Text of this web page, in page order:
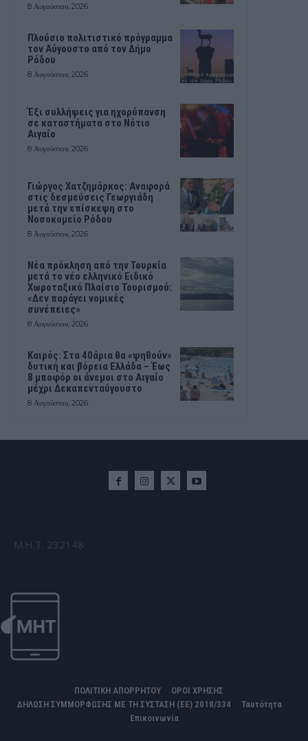
8 Αυγούστου, 2026
Πλούσιο πολιτιστικό πρόγραμμα
τον Αύγουστο από τον Δήμο
Ρόδου
8 Αυγούστου, 2026
Έξι συλλήψεις για ηχορύπανση
σε καταστήματα στο Νότιο
Αιγαίο
8 Αυγούστου, 2026
Γιώργος Χατζημάρκος: Αναφορά
στις δεσμεύσεις Γεωργιάδη
μετά την επίσκεψη στο
Νοσοκομείο Ρόδου
8 Αυγούστου, 2026
Νέα πρόκληση από την Τουρκία
μετά το νέο ελληνικό Ειδικό
Χωροταξικό Πλαίσιο Τουρισμού:
«Δεν παράγει νομικές
συνέπειες»
8 Αυγούστου, 2026
Καιρός: Στα 40άρια θα «ψηθούν»
δυτική και βόρεια Ελλάδα – Έως
8 μποφόρ οι άνεμοι στο Αιγαίο
μέχρι Δεκαπενταύγουστο
8 Αυγούστου, 2026
Μ.Η.Τ. 232148
ΠΟΛΙΤΙΚΗ ΑΠΟΡΡΗΤΟΥ
ΟΡΟΙ ΧΡΗΣΗΣ
ΔΗΛΩΣΗ ΣΥΜΜΟΡΦΩΣΗΣ ΜΕ ΤΗ ΣΥΣΤΑΣΗ (ΕΕ) 2018/334
Ταυτότητα
Επικοινωνία